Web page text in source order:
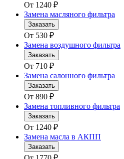
От 1240 ₽
Замена масляного фильтра
Заказать
От 530 ₽
Замена воздушного фильтра
Заказать
От 710 ₽
Замена салонного фильтра
Заказать
От 890 ₽
Замена топливного фильтра
Заказать
От 1240 ₽
Замена масла в АКПП
Заказать